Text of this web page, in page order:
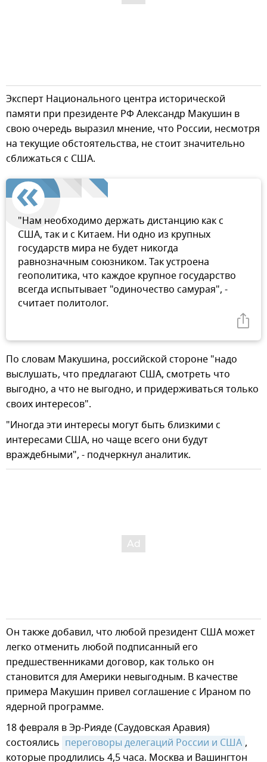
Эксперт Национального центра исторической
памяти при президенте РФ Александр Макушин в
свою очередь выразил мнение, что России, несмотря
на текущие обстоятельства, не стоит значительно
сближаться с США.
"Нам необходимо держать дистанцию как с
США, так и с Китаем. Ни одно из крупных
государств мира не будет никогда
равнозначным союзником. Так устроена
геополитика, что каждое крупное государство
всегда испытывает "одиночество самурая", -
считает политолог.
По словам Макушина, российской стороне "надо
выслушать, что предлагают США, смотреть что
выгодно, а что не выгодно, и придерживаться только
своих интересов".
"Иногда эти интересы могут быть близкими с
интересами США, но чаще всего они будут
враждебными", - подчеркнул аналитик.
Он также добавил, что любой президент США может
легко отменить любой подписанный его
предшественниками договор, как только он
становится для Америки невыгодным. В качестве
примера Макушин привел соглашение с Ираном по
ядерной программе.
18 февраля в Эр-Рияде (Саудовская Аравия)
состоялись переговоры делегаций России и США ,
которые продлились 4,5 часа. Москва и Вашингтон